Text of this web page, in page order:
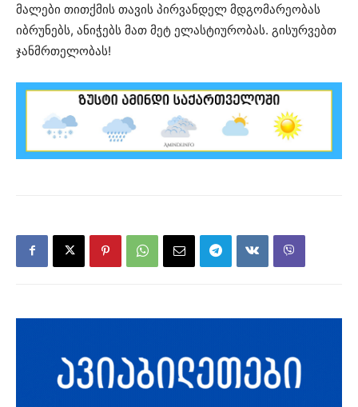
მალები თითქმის თავის პირვანდელ მდგომარეობას
იბრუნებს, ანიჭებს მათ მეტ ელასტიურობას. გისურვებთ
ჯანმრთელობას!